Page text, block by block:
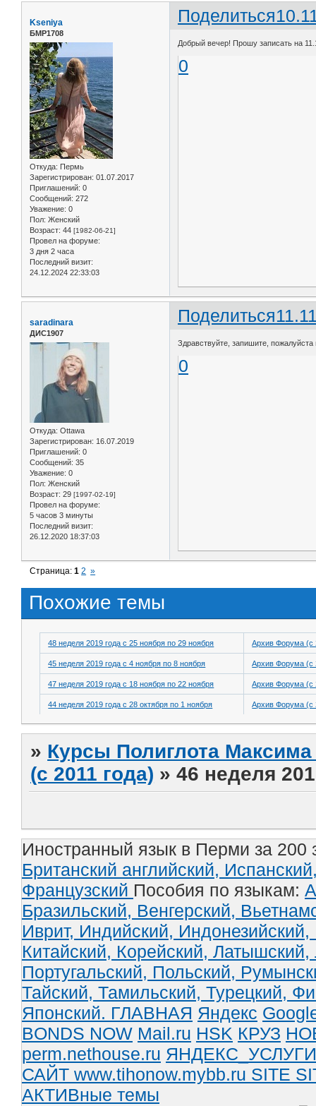
Поделиться
Kseniya
БМР1708
Откуда: Пермь
Зарегистрирован: 01.07.2017
Приглашений: 0
Сообщений: 272
Уважение: 0
Пол: Женский
Возраст: 44 [1982-06-21]
Провел на форуме:
3 дня 2 часа
Последний визит:
24.12.2024 22:33:03
Добрый вечер! Прошу записать на
0
Поделиться
saradinara
ДИС1907
Откуда: Ottawa
Зарегистрирован: 16.07.2019
Приглашений: 0
Сообщений: 35
Уважение: 0
Пол: Женский
Возраст: 29 [1997-02-19]
Провел на форуме:
5 часов 3 минуты
Последний визит:
26.12.2020 18:37:03
Здравствуйте, запишите,
0
Страница:1 2 »
Похожие темы
48 неделя 2019 года с 25 ноября по 29 ноября Архив Форума (с
45 неделя 2019 года с 4 ноября по 8 ноября Архив Форума (с
47 неделя 2019 года с 18 ноября по 22 ноября Архив Форума (с
44 неделя 2019 года с 28 октября по 1 ноября Архив Форума (с
» Курсы Полиглота
(с 2011 года) »46 неделя
Иностранный язык в Перми за 200
Британский английский,
Французский Пособия по языкам:
Бразильский, Венгерский,
Иврит, Индийский, Индонезийский,
Китайский, Корейский, Латышский,
Португальский, Польский,
Тайский, Тамильский, Турецкий,
Японский. ГЛАВНАЯ Яндекс
BONDS NOW Mail.ru HSK КРУЗ
perm.nethouse.ru ЯНДЕКС_УСЛУГИ
САЙТ www.tihonow.mybb.ru SITE
АКТИВные темы